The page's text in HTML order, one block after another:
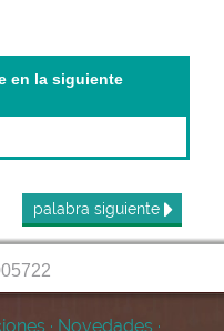
en la siguiente
palabra siguiente
· Novedades ·